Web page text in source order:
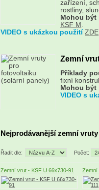
zařízení,
rostliny,
Mohou
KSF M .
VIDEO s ukázkou použití ZDE
Zemní
Příklady
fixní
Mohou být
VIDEO s
Nejprodávanější zemní vruty
Řadit dle: Počet:
Zemní vrut - KSF U 66x730-91 Zemní